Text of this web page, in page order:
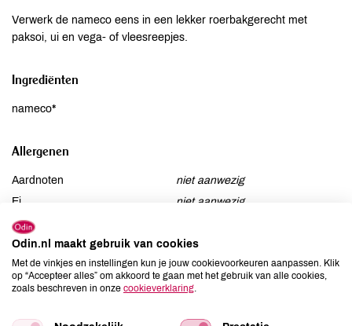
Verwerk de nameco eens in een lekker roerbakgerecht met
paksoi, ui en vega- of vleesreepjes.
Ingrediënten
nameco*
Allergenen
Aardnoten
niet aanwezig
Ei
niet aanwezig
Gluten
Lactose
niet aanwezig
Lupine
niet aanwezig
Mosterd
niet aanwezig
Odin.nl maakt gebruik van cookies
Met de vinkjes en instellingen kun je jouw cookievoorkeuren aanpassen. Klik
op “Accepteer alles” om akkoord te gaan met het gebruik van alle cookies,
zoals beschreven in onze cookieverklaring.